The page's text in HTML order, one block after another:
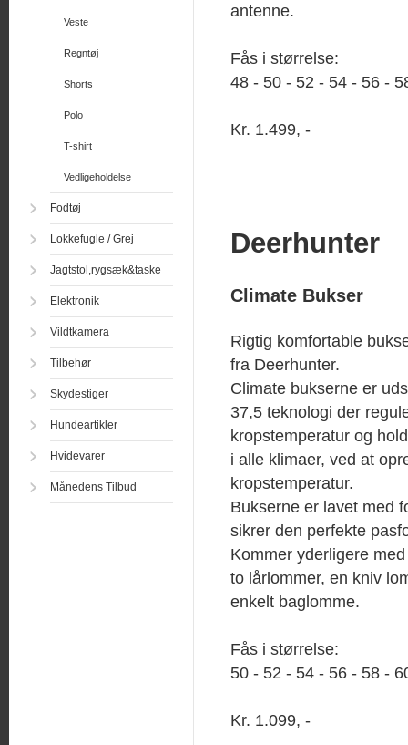
Veste
Regntøj
Shorts
Polo
T-shirt
Vedligeholdelse
Fodtøj
Lokkefugle / Grej
Jagtstol,rygsæk&taske
Elektronik
Vildtkamera
Tilbehør
Skydestiger
Hundeartikler
Hvidevarer
Månedens Tilbud
antenne.
Fås i størrelse:
48 - 50 - 52 - 54 - 56 -
Kr. 1.499, -
Deerhunter
Climate Bukser
Rigtig komfortable
fra Deerhunter.
Climate bukserne er
37,5 teknologi der
kropstemperatur og
i alle klimaer, ved at
kropstemperatur.
Bukserne er lavet med
sikrer den perfekte
Kommer yderligere
to lårlommer, en kniv
enkelt baglomme.
Fås i størrelse:
50 - 52 - 54 - 56 - 58 -
Kr. 1.099, -